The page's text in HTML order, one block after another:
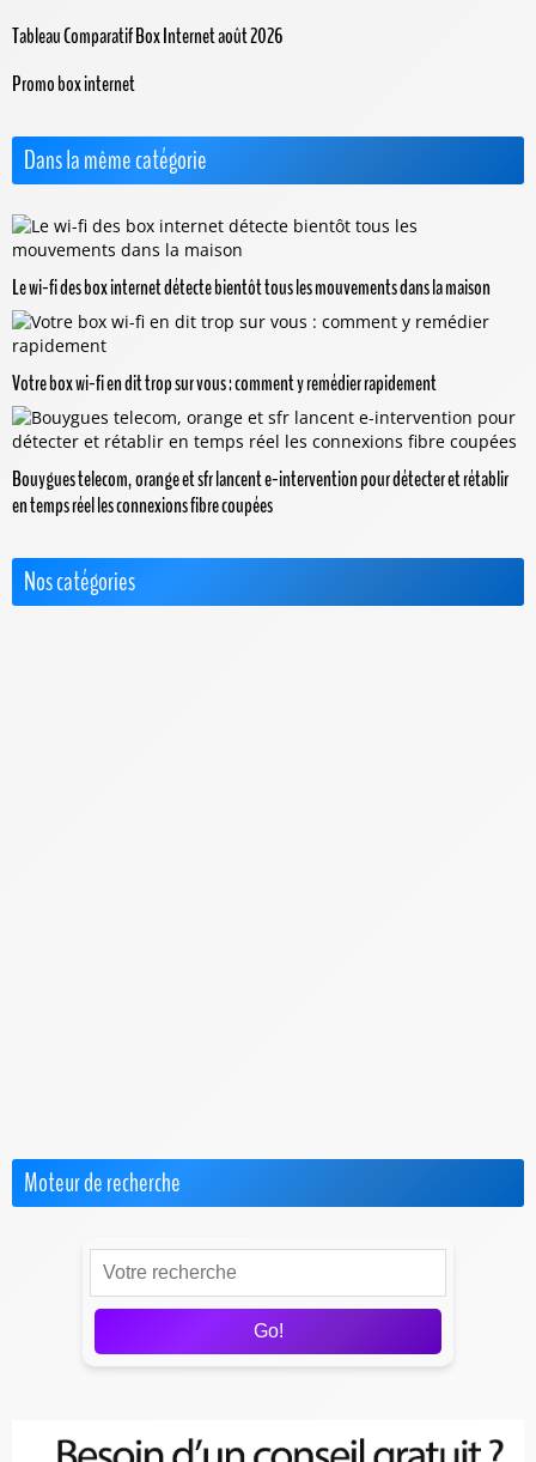
Tableau Comparatif Box Internet août 2026
Promo box internet
Dans la même catégorie
Le wi-fi des box internet détecte bientôt tous les mouvements dans la maison
Votre box wi-fi en dit trop sur vous : comment y remédier rapidement
Bouygues telecom, orange et sfr lancent e-intervention pour détecter et rétablir
en temps réel les connexions fibre coupées
Nos catégories
Moteur de recherche
Go!